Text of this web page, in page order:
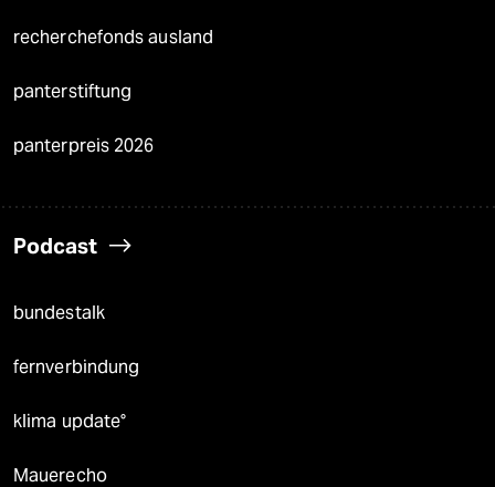
recherchefonds ausland
panterstiftung
panterpreis 2026
Podcast
bundestalk
fernverbindung
klima update°
Mauerecho